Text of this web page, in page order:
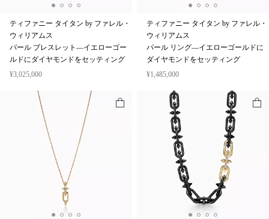
ティファニー タイタン by ファレル・
ウィリアムス
パール ブレスレット—イエローゴー
ルドにダイヤモンドをセッティング
¥3,025,000
ティファニー タイタン by ファレル・
ウィリアムス
パール リング—イエローゴールドに
ダイヤモンドをセッティング
¥1,485,000